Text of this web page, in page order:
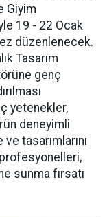
Giyim
19 - 22 Ocak
düzenlenecek.
Tasarım
genç
yetenekler,
deneyimli
tasarımlarını
sunma fırsatı